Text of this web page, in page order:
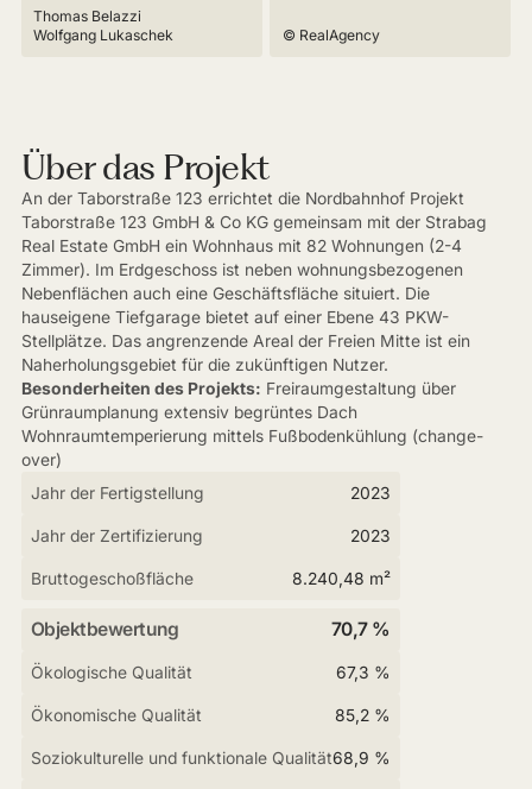
Thomas Belazzi
Wolfgang Lukaschek
© RealAgency
Über das Projekt
An der Taborstraße 123 errichtet die Nordbahnhof Projekt
Taborstraße 123 GmbH & Co KG gemeinsam mit der Strabag
Real Estate GmbH ein Wohnhaus mit 82 Wohnungen (2-4
Zimmer). Im Erdgeschoss ist neben wohnungsbezogenen
Nebenflächen auch eine Geschäftsfläche situiert. Die
hauseigene Tiefgarage bietet auf einer Ebene 43 PKW-
Stellplätze. Das angrenzende Areal der Freien Mitte ist ein
Naherholungsgebiet für die zukünftigen Nutzer.
Besonderheiten des Projekts: Freiraumgestaltung über
Grünraumplanung extensiv begrüntes Dach
Wohnraumtemperierung mittels Fußbodenkühlung (change-
over)
Jahr der Fertigstellung
2023
Jahr der Zertifizierung 2023
Bruttogeschoßfläche 8.240,48 m²
Objektbewertung 70,7 %
Ökologische Qualität 67,3 %
Ökonomische Qualität 85,2 %
Soziokulturelle und funktionale Qualität68,9 %